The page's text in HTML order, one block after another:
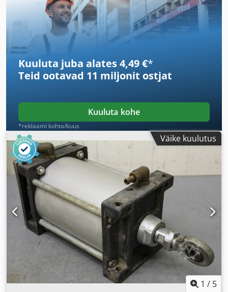
Kuuluta juba alates 4,49 €*
Teid ootavad 11 miljonit ostjat
Kuuluta kohe
*reklaami kohta/kuus
Väike kuulutus
1 / 5